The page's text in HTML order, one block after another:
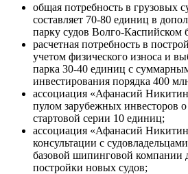
общая потребность в грузовых
составляет 70-80 единиц в
парку судов Волго-Каспийском
расчетная потребность в
учетом физического износа и
парка 30-40 единиц с
инвестирования порядка 400
ассоциация «Афанасий
пулом зарубежных инвесторов
стартовой серии 10 единиц;
ассоциация «Афанасий
консультации с
базовой шипинговой компании
постройки новых судов;